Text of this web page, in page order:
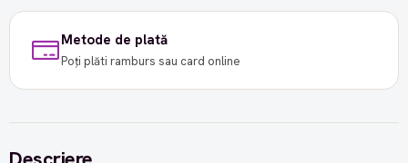
Metode de plată
Poți plăti ramburs sau card online